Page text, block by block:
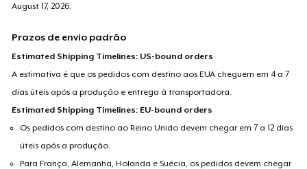
August 17, 2026
Prazos de envio padrão
Estimated Shipping Timelines: US-bound orders
A estimativa é que os pedidos com destino aos EUA cheguem em 4 a 7
dias úteis após a produção e entrega à transportadora.
Estimated Shipping Timelines: EU-bound orders
Os pedidos com destino ao Reino Unido devem chegar em 7 a 12 dias
úteis após a produção.
Para França, Alemanha, Holanda e Suécia, os pedidos devem chegar